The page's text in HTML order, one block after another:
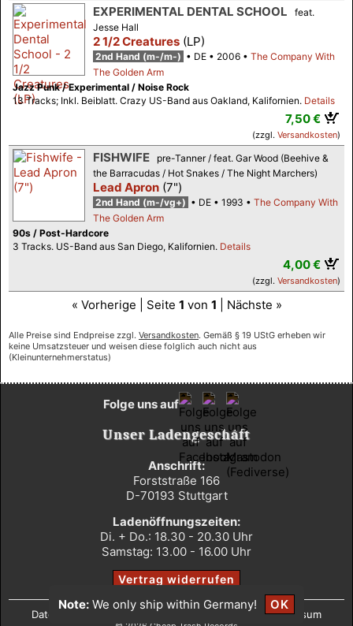
EXPERIMENTAL DENTAL SCHOOL
feat.
Jesse Hall
2 1/2 Creatures (LP)
2nd Hand (m-/m-) DE 2006
The Company With
The Golden Arm
Jazz Punk / Experimental / Noise Rock
13 Tracks; Inkl. Beiblatt. Crazy US-Band aus Oakland, Kalifornien. Details
7,50 €
(zzgl. Versandkosten)
FISHWIFE
pre-Tanner / feat. Gar Wood (Beehive &
the Barracudas / Hot Snakes / The Night Marchers)
Lead Apron (7")
2nd Hand (m-/vg+) DE 1993
The Company With
The Golden Arm
90s / Post-Hardcore
3 Tracks. US-Band aus San Diego, Kalifornien. Details
4,00 €
(zzgl. Versandkosten)
« Vorherige | Seite 1 von 1 | Nächste »
Alle Preise sind Endpreise zzgl. Versandkosten. Gemäß § 19 UStG erheben wir
keine Umsatzsteuer und weisen diese folglich auch nicht aus
(Kleinunternehmerstatus)
Unser Ladengeschäft
Anschrift:
Forststraße 166
D-70193 Stuttgart
Ladenöffnungszeiten:
Di. + Do.: 18.30 - 20.30 Uhr
Samstag: 13.00 - 16.00 Uhr
Vertrag widerrufen
Folge uns auf
Datenschutz AGB• Widerrufsbelehrung•Impressum
Note: We only ship within Germany! OK